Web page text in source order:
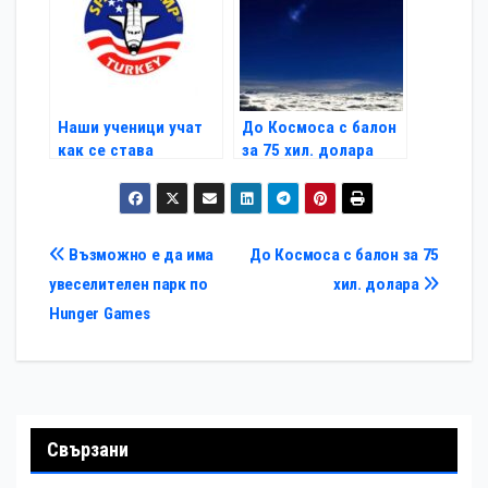
Наши ученици учат
как се става
До Космоса с балон
за 75 хил. долара
Навигация
До Космоса с балон за 75
хил. долара
Възможно е да има
увеселителен парк по
Hunger Games
Свързани